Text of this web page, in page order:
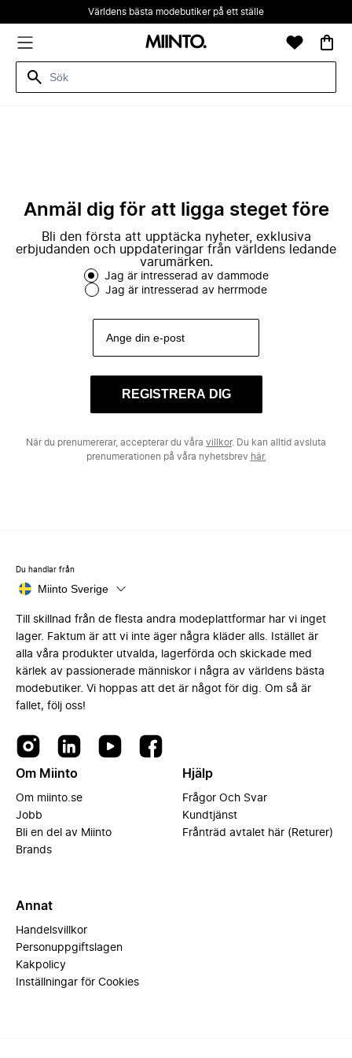
Världens bästa modebutiker på ett ställe
Anmäl dig för att ligga steget före
Bli den första att upptäcka nyheter, exklusiva
erbjudanden och uppdateringar från världens ledande
varumärken.
Jag är intresserad av dammode
Jag är intresserad av herrmode
REGISTRERA DIG
När du prenumererar, accepterar du våra villkor. Du kan alltid avsluta
prenumerationen på våra nyhetsbrev här.
Du handlar från
Miinto Sverige
Till skillnad från de flesta andra modeplattformar har vi inget
lager. Faktum är att vi inte äger några kläder alls. Istället är
alla våra produkter utvalda, lagerförda och skickade med
kärlek av passionerade människor i några av världens bästa
modebutiker. Vi hoppas att det är något för dig. Om så är
fallet, följ oss!
Om Miinto
Om miinto.se
Jobb
Bli en del av Miinto
Brands
Hjälp
Frågor Och Svar
Kundtjänst
Frånträd avtalet här (Returer)
Annat
Handelsvillkor
Personuppgiftslagen
Kakpolicy
Inställningar för Cookies